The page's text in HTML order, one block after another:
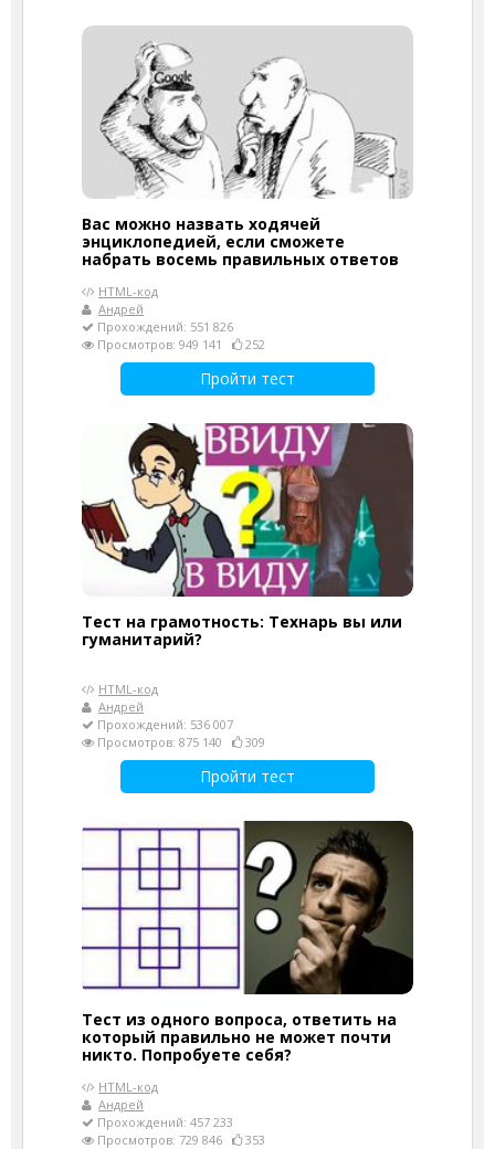
Вас можно назвать ходячей
энциклопедией, если сможете
набрать восемь правильных ответов
HTML-код
Андрей
Прохождений: 551 826
Просмотров: 949 141
252
Пройти тест
Тест на грамотность: Технарь вы или
гуманитарий?
HTML-код
Андрей
Прохождений: 536 007
Просмотров: 875 140
309
Пройти тест
Тест из одного вопроса, ответить на
который правильно не может почти
никто. Попробуете себя?
HTML-код
Андрей
Прохождений: 457 233
Просмотров: 729 846
353